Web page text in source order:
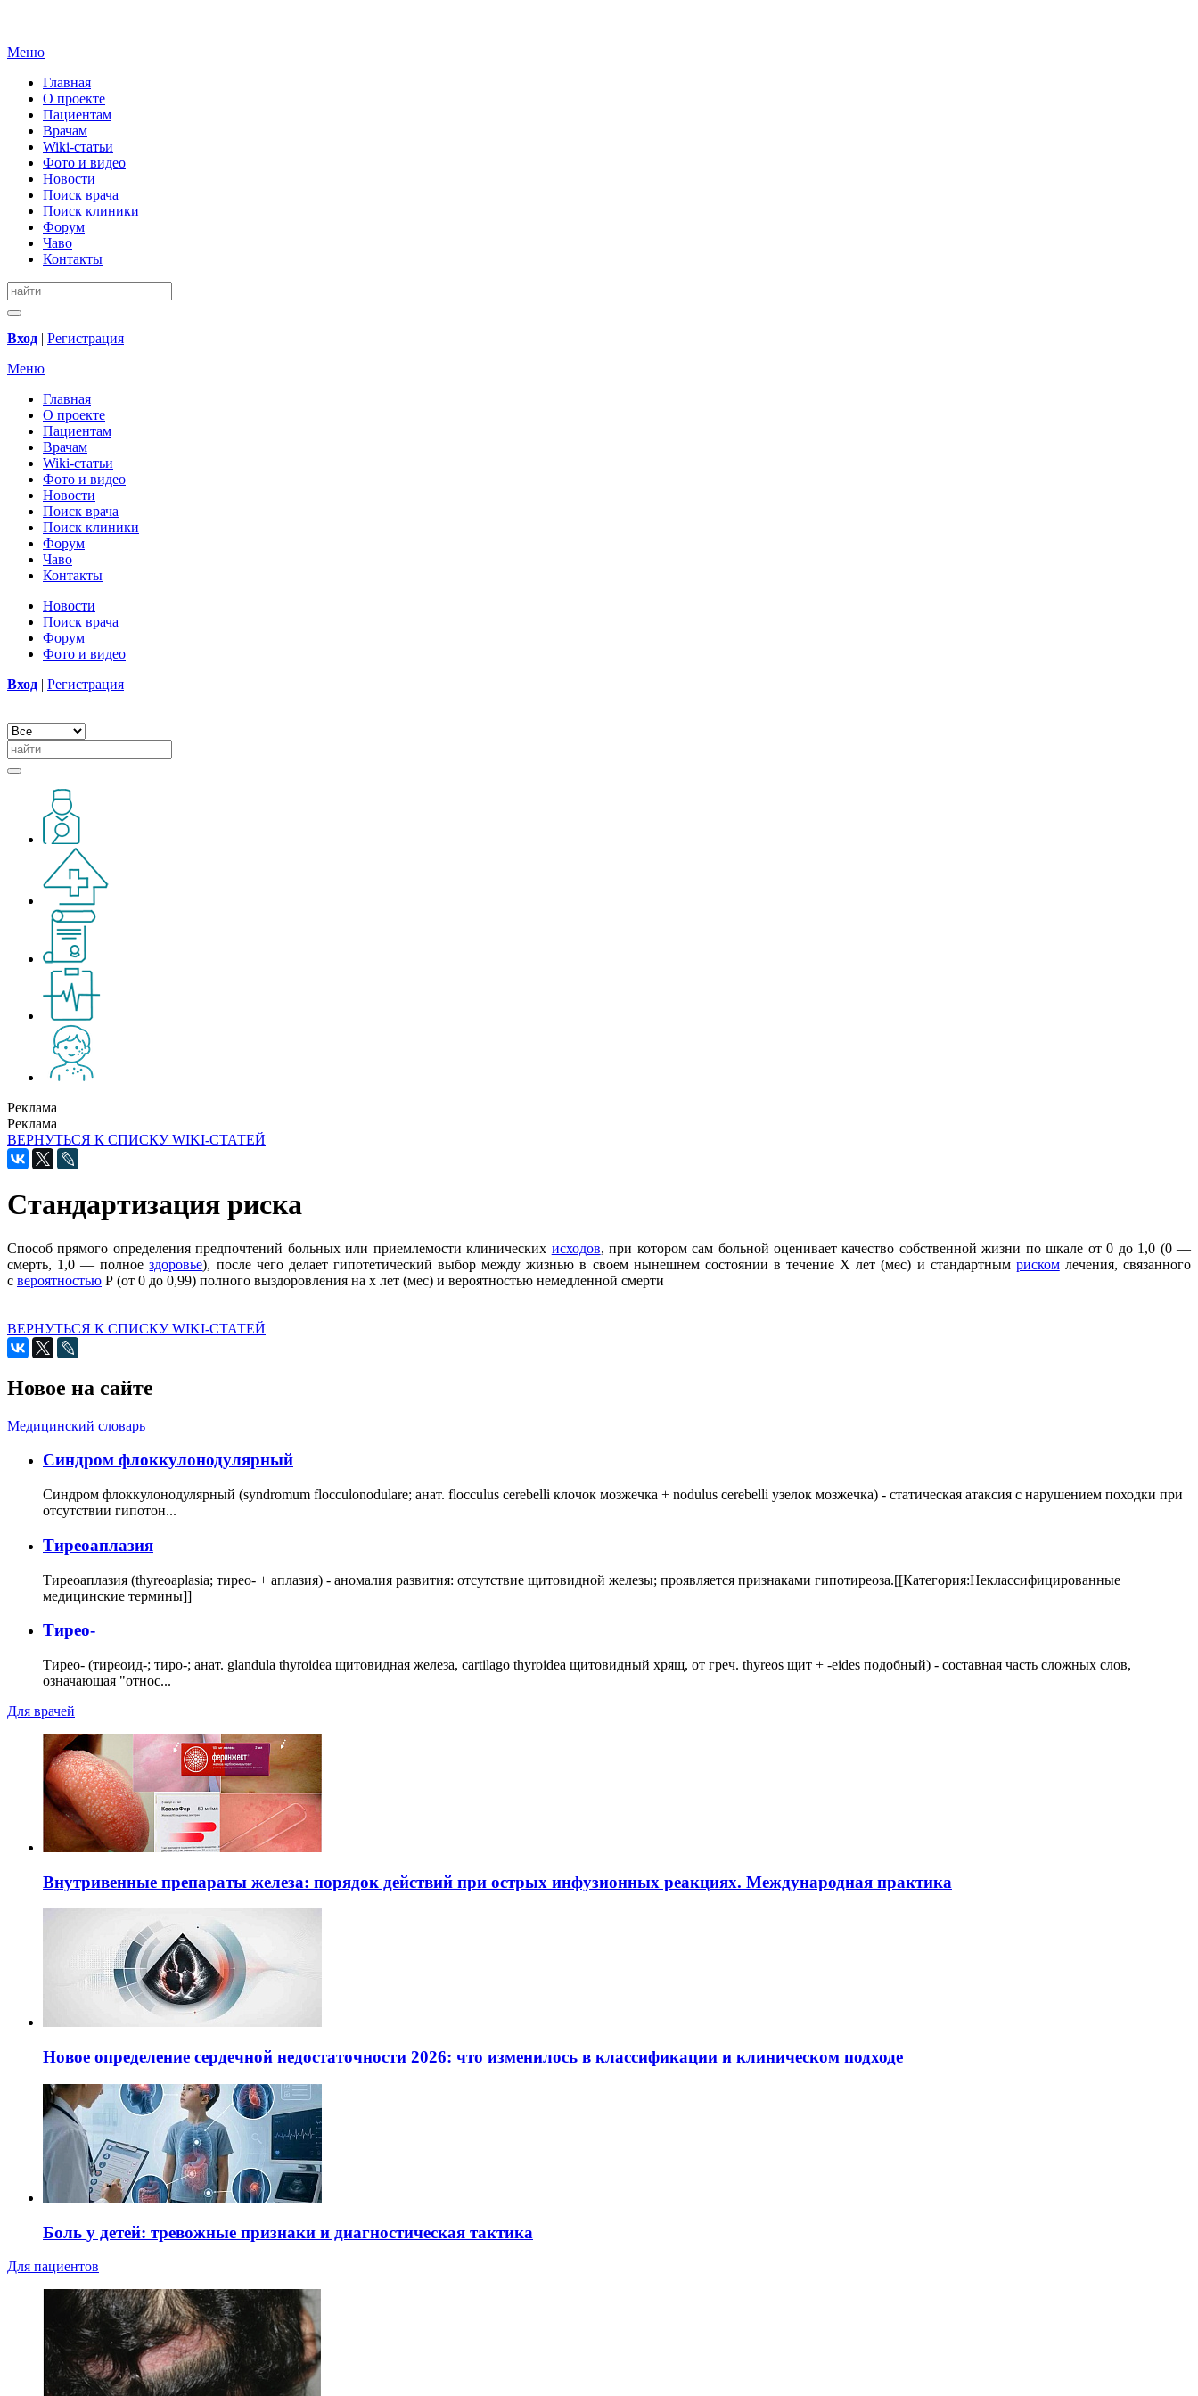
Меню
Главная
О проекте
Пациентам
Врачам
Wiki-статьи
Фото и видео
Новости
Поиск врача
Поиск клиники
Форум
Чаво
Контакты
Вход | Регистрация
Меню
Главная
О проекте
Пациентам
Врачам
Wiki-статьи
Фото и видео
Новости
Поиск врача
Поиск клиники
Форум
Чаво
Контакты
Новости
Поиск врача
Форум
Фото и видео
Вход | Регистрация
Реклама
Реклама
ВЕРНУТЬСЯ К СПИСКУ WIKI-СТАТЕЙ
Стандартизация риска
Способ прямого определения предпочтений больных или приемлемости клинических исходов, при котором сам больной оценивает качество собственной жизни по шкале от 0 до 1,0 (0 —
смерть, 1,0 — полноездоровье), после чего делает гипотетический выбор между жизнью в своем нынешнем состоянии в течение Х лет (мес) и стандартным рискомлечения, связанного
с вероятностью Р (от 0 до 0,99) полного выздоровления на х лет (мес) и вероятностью немедленной смерти
ВЕРНУТЬСЯ К СПИСКУ WIKI-СТАТЕЙ
Новое на сайте
Медицинский словарь
Cиндром флоккулонодулярный
Синдром флоккулонодулярный (syndromum flocculonodulare; анат. flocculus cerebelli клочок мозжечка + nodulus cerebelli узелок мозжечка) - статическая атаксия с нарушением походки при
отсутствии гипотон...
Тиреоаплазия
Тиреоаплазия (thyreoaplasia; тирео- + аплазия) - аномалия развития: отсутствие щитовидной железы; проявляется признаками гипотиреоза.[[Категория:Неклассифицированные
медицинские термины]]
Тирео-
Тирео- (тиреоид-; тиро-; анат. glandula thyroidea щитовидная железа, cartilago thyroidea щитовидный хрящ, от греч. thyreos щит + -eides подобный) - составная часть сложных слов,
означающая "относ...
Для врачей
Внутривенные препараты железа: порядок действий при острых инфузионных реакциях. Международная практика
Новое определение сердечной недостаточности 2026: что изменилось в классификации и клиническом подходе
Боль у детей: тревожные признаки и диагностическая тактика
Для пациентов